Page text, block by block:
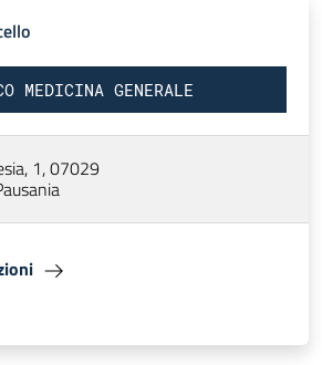
MEDICINA GENERALE
1, 07029